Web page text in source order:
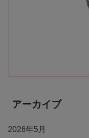
アーカイブ
2026年5月